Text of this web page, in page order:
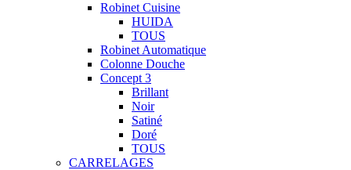
Robinet Cuisine
HUIDA
TOUS
Robinet Automatique
Colonne Douche
Concept 3
Brillant
Noir
Satiné
Doré
TOUS
CARRELAGES